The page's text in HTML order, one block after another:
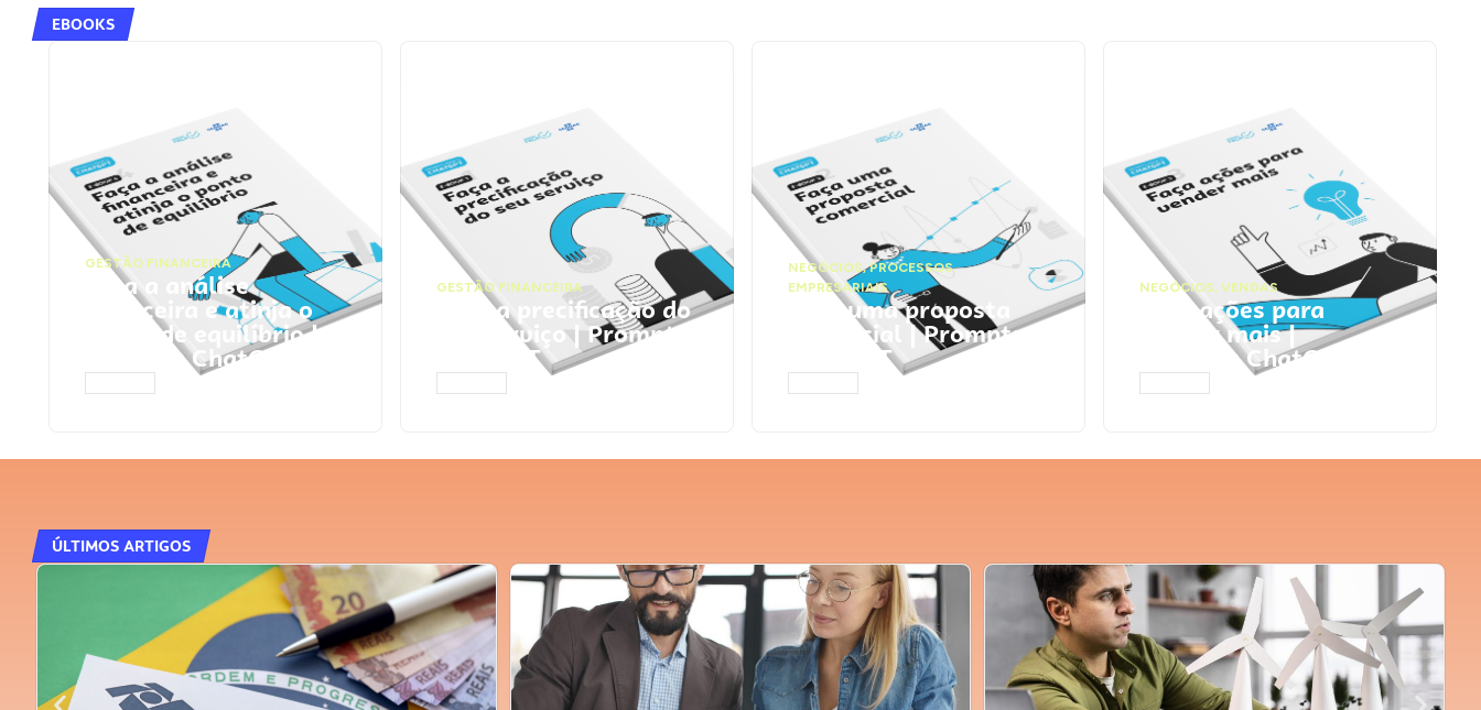
EBOOKS
GESTÃO FINANCEIRA
Faça a análise
financeira e atinja o
ponto de equilíbrio |
Prompts ChatGPT
GESTÃO FINANCEIRA
Faça a precificação do
seu serviço | Prompts
ChatGPT
NEGÓCIOS,PROCESSOS
EMPRESARIAIS
Faça uma proposta
comercial | Prompts
ChatGPT
NEGÓCIOS, VENDAS
Faça ações para
vender mais |
Prompts ChatGPT
ÚLTIMOS ARTIGOS